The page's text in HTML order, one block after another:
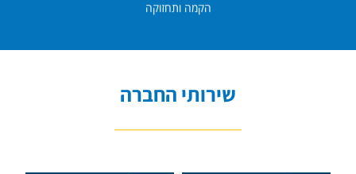
הקמה ותחזוקה
שירותי החברה